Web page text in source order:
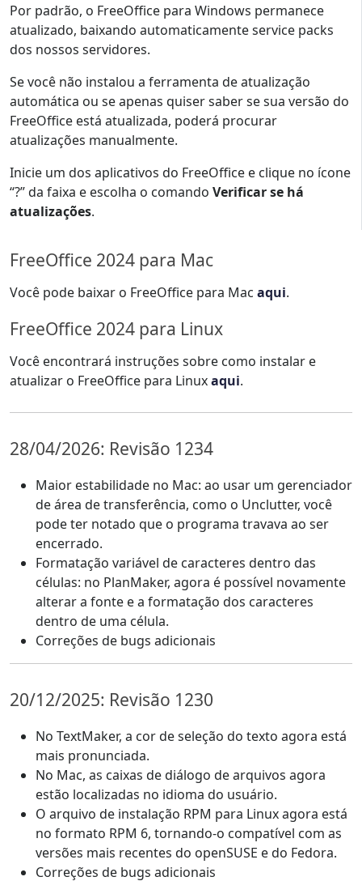
Por padrão, o FreeOffice para Windows permanece
atualizado, baixando automaticamente service packs
dos nossos servidores.
Se você não instalou a ferramenta de atualização
automática ou se apenas quiser saber se sua versão do
FreeOffice está atualizada, poderá procurar
atualizações manualmente.
Inicie um dos aplicativos do FreeOffice e clique no ícone
“?” da faixa e escolha o comando Verificar se há
atualizações.
FreeOffice 2024 para Mac
Você pode baixar o FreeOffice para Mac aqui.
FreeOffice 2024 para Linux
Você encontrará instruções sobre como instalar e
atualizar o FreeOffice para Linuxaqui.
28/04/2026: Revisão 1234
Maior estabilidade no Mac: ao usar um gerenciador
de área de transferência, como o Unclutter, você
pode ter notado que o programa travava ao ser
encerrado.
Formatação variável de caracteres dentro das
células: no PlanMaker, agora é possível novamente
alterar a fonte e a formatação dos caracteres
dentro de uma célula.
Correções de bugs adicionais
20/12/2025: Revisão 1230
No TextMaker, a cor de seleção do texto agora está
mais pronunciada.
No Mac, as caixas de diálogo de arquivos agora
estão localizadas no idioma do usuário.
O arquivo de instalação RPM para Linux agora está
no formato RPM 6, tornando-o compatível com as
versões mais recentes do openSUSE e do Fedora.
Correções de bugs adicionais